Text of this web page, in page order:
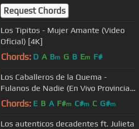
2017 - HD 1080p
Request Chords
Los Tipitos - Mujer Amante (Video
Oficial) [4K]
Chords: D A Bm G B Em F#
Los Caballeros de la Quema -
Fulanos de Nadie (En Vivo Provincia
Emergente)
Chords: E B A F#m C#m C G#m
Los autenticos decadentes ft. Julieta